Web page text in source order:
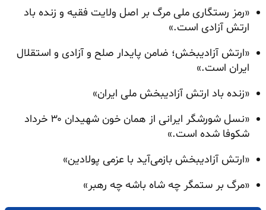
«رمز رستگاری ملی مرگ بر اصل ولایت فقیه و زنده باد
ارتش آزادی است.»
«ارتش آزادیبخش؛ ضامن پایدار صلح و آزادی و استقلال
ایران است.»
«زنده باد ارتش آزادیبخش ملی ایران»
«نسل شورشگر ایرانی از همان خون شهیدان ۳۰ خرداد
شکوفا شده است.»
«ارتش آزادیبخش بازمی‌آید با عزمی پولادین»
«مرگ بر ستمگر چه شاه باشه چه رهبر»